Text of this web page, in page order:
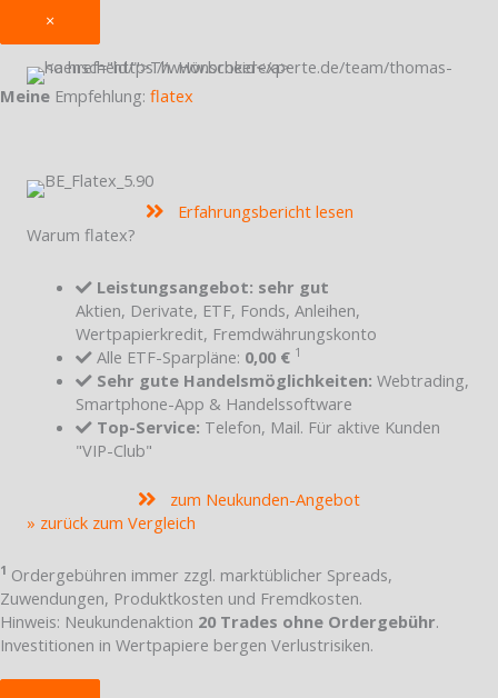
×
Meine Empfehlung: flatex
Erfahrungsbericht lesen
Warum flatex?
Leistungsangebot: sehr gut
Aktien, Derivate, ETF, Fonds, Anleihen,
Wertpapierkredit, Fremdwährungskonto
Alle ETF-Sparpläne: 0,00 € 1
Sehr gute Handelsmöglichkeiten: Webtrading,
Smartphone-App & Handelssoftware
Top-Service: Telefon, Mail. Für aktive Kunden
"VIP-Club"
zum Neukunden-Angebot
» zurück zum Vergleich
1 Ordergebühren immer zzgl. marktüblicher Spreads,
Zuwendungen, Produktkosten und Fremdkosten.
Hinweis: Neukundenaktion 20 Trades ohne Ordergebühr.
Investitionen in Wertpapiere bergen Verlustrisiken.